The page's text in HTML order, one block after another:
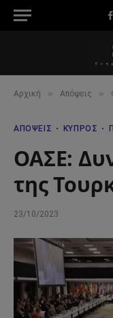
Αρχική » Απόψεις »
ΑΠΌΨΕΙΣ ΚΎΠΡΟΣ
ΟΑΣΕ:
της
23/10/2023